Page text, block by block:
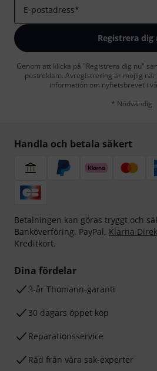
E-postadress*
Registrera dig
Genom att klicka på "Registrera dig nu"
postreklam. Avregistrering är möjlig
information om nyhetsbrevet i
* Nödvändig
Handla och betala säkert
Betalningen kan göras tryggt och
Banköverföring, PayPal, Klarna
Kreditkort.
Dina fördelar
3-år Thomann-garanti
30 dagars öppet köp
Reparationsservice
Råd från våra sak-experter